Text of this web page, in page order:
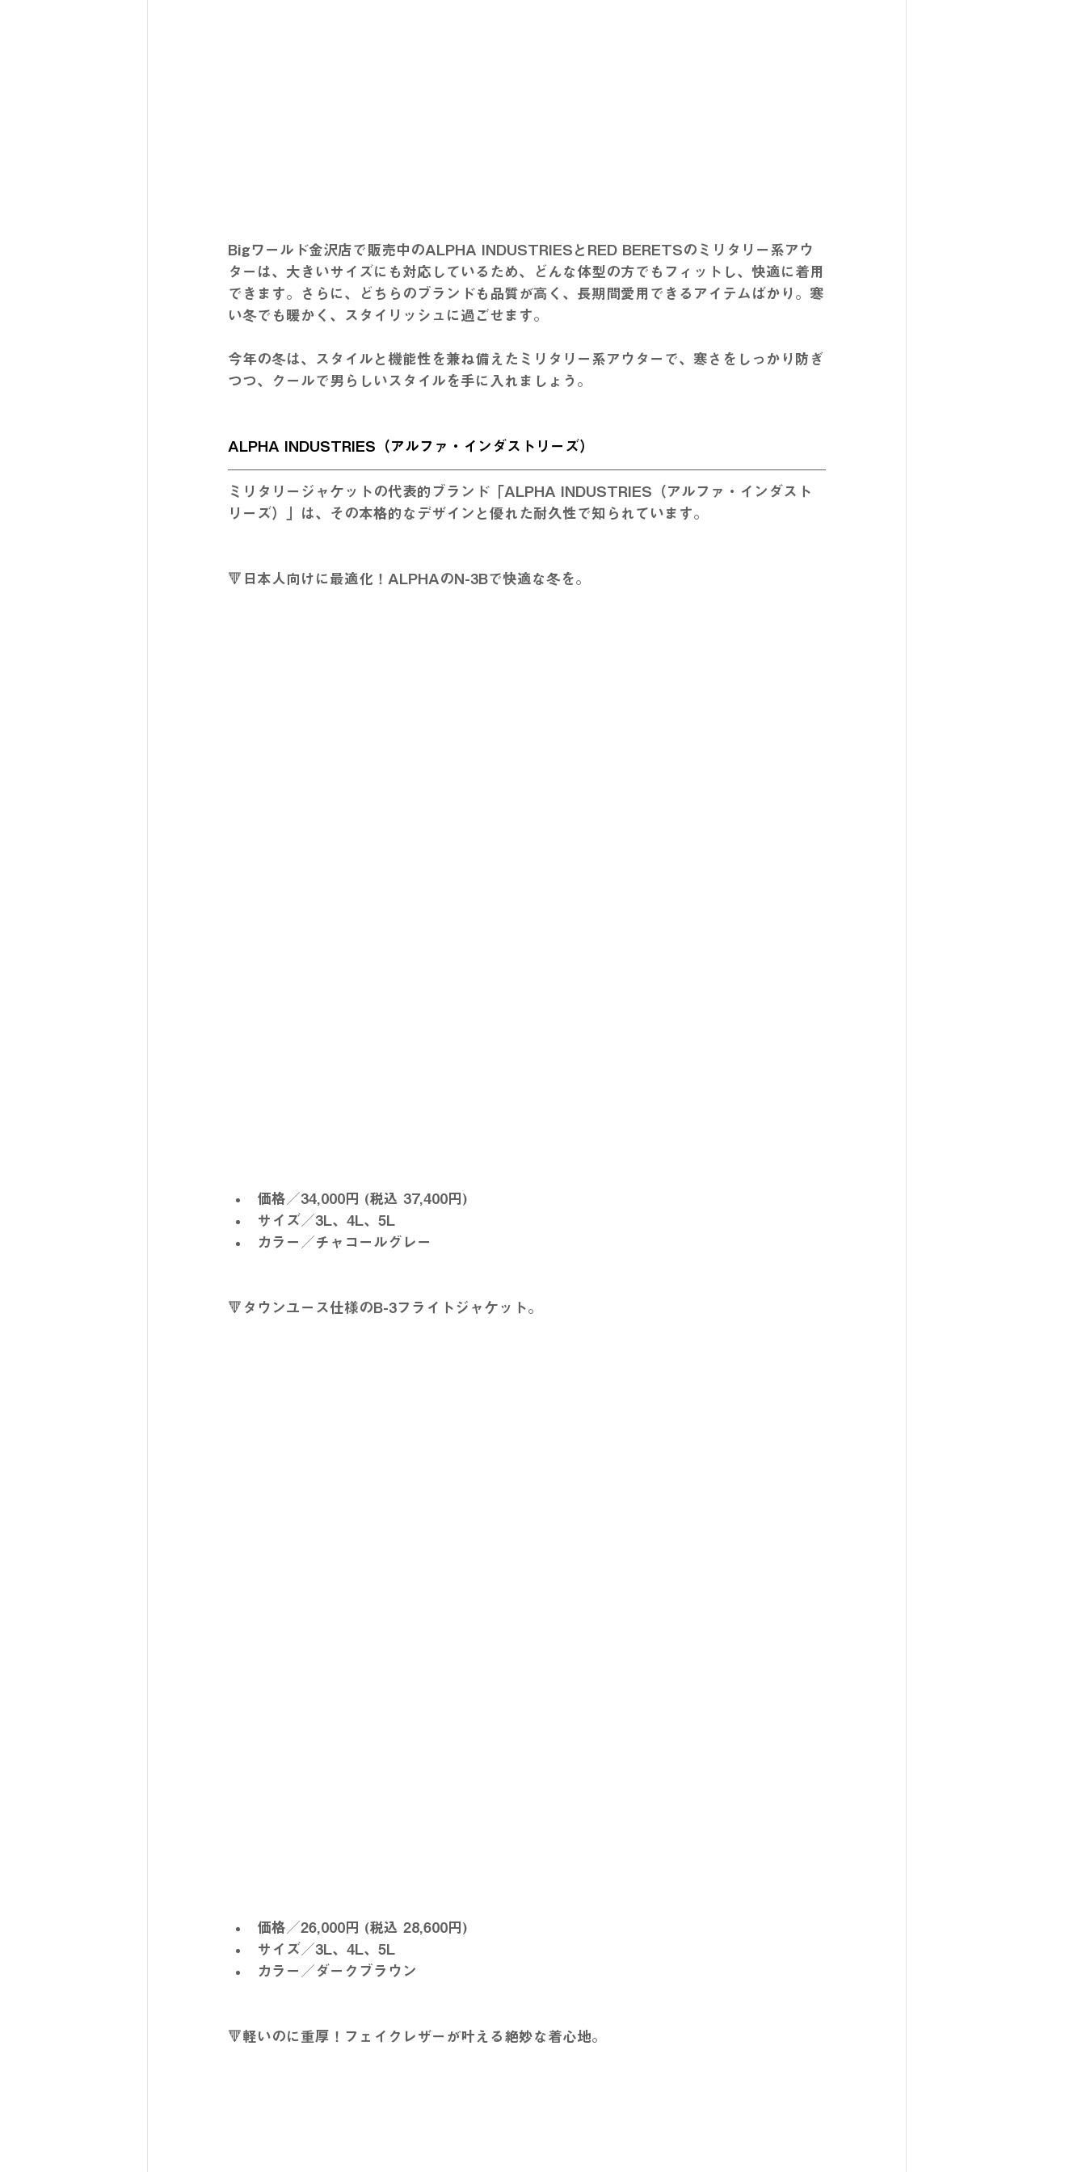
Bigワールド金沢店で販売中のALPHA INDUSTRIES と RED BERETSのミリタリー系アウ
ターは、 大きいサイズにも対応しているため、どんな体型の方でもフィットし、快適に着用
できます。さらに、どちらのブランドも品質が高く、長期間愛用できるアイテムばかり。寒
い冬でも暖かく、スタイリッシュに過ごせます。
今年の冬は、スタイルと機能性を兼ね備えたミリタリー系アウターで、寒さをしっかり防ぎ
つつ、クールで男らしいスタイルを手に入れましょう。
ALPHA INDUSTRIES（アルファ・インダストリーズ）
ミリタリージャケットの代表的ブランド「ALPHA INDUSTRIES（アルファ・インダスト
リーズ）」は、その本格的なデザインと優れた耐久性で知られています。
🔻日本人向けに最適化！ALPHAのN-3Bで快適な冬を。
価格／34,000円 (税込 37,400円)
サイズ／3L、4L、5L
カラー／チャコールグレー
🔻タウンユース仕様のB-3フライトジャケット。
価格／26,000円 (税込 28,600円)
サイズ／3L、4L、5L
カラー／ダークブラウン
🔻軽いのに重厚！フェイクレザーが叶える絶妙な着心地。